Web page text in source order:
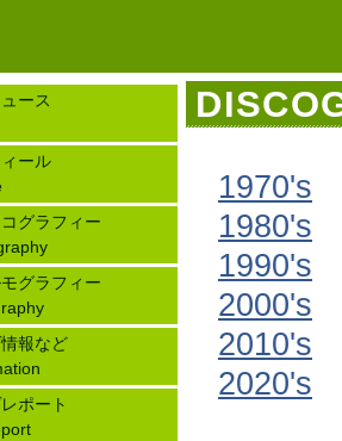
ース
ール
グラフィー
グラフィー
報など
ポート
1970's
1980's
1990's
2000's
2010's
2020's